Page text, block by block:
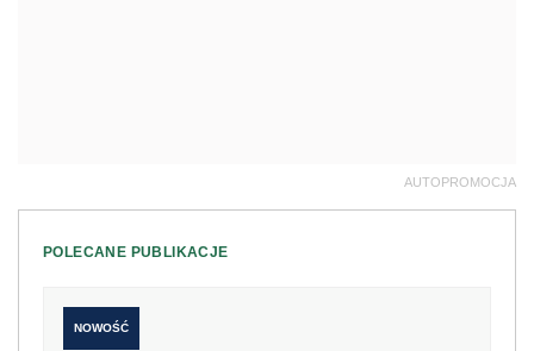
AUTOPROMOCJA
POLECANE PUBLIKACJE
NOWOŚĆ